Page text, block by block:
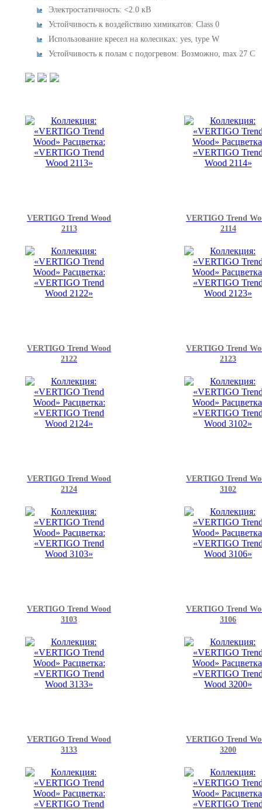
Электростатичность: <2.0 кВ
Устойчивость к воздействию химикатов: Class 0
Использование кресел на колесиках: yes, type W
Устойчивость к полам с подогревом: Возможно, max 27 C
VERTIGO Trend Wood
2113
VERTIGO Trend
2114
VERTIGO Trend Wood
2122
VERTIGO Trend
2123
VERTIGO Trend Wood
2124
VERTIGO Trend
3102
VERTIGO Trend Wood
3103
VERTIGO Trend
3106
VERTIGO Trend Wood
3133
VERTIGO Trend
3200